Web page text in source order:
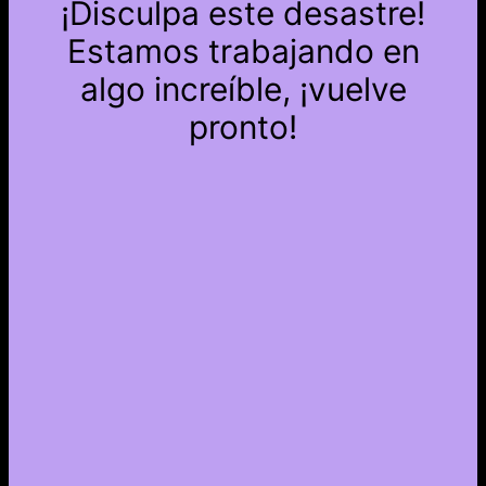
¡Disculpa este desastre!
Estamos trabajando en
algo increíble, ¡vuelve
pronto!